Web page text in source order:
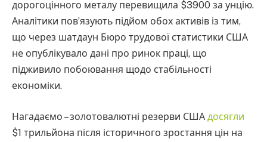
дорогоцінного металу перевищила $3900 за унцію.
Аналітики пов’язують підйом обох активів із тим,
що через шатдаун Бюро трудової статистики США
не опублікувало дані про ринок праці, що
підживило побоювання щодо стабільності
економіки.
Нагадаємо – золотовалютні резерви США досягли
$1 трильйона після історичного зростання цін на